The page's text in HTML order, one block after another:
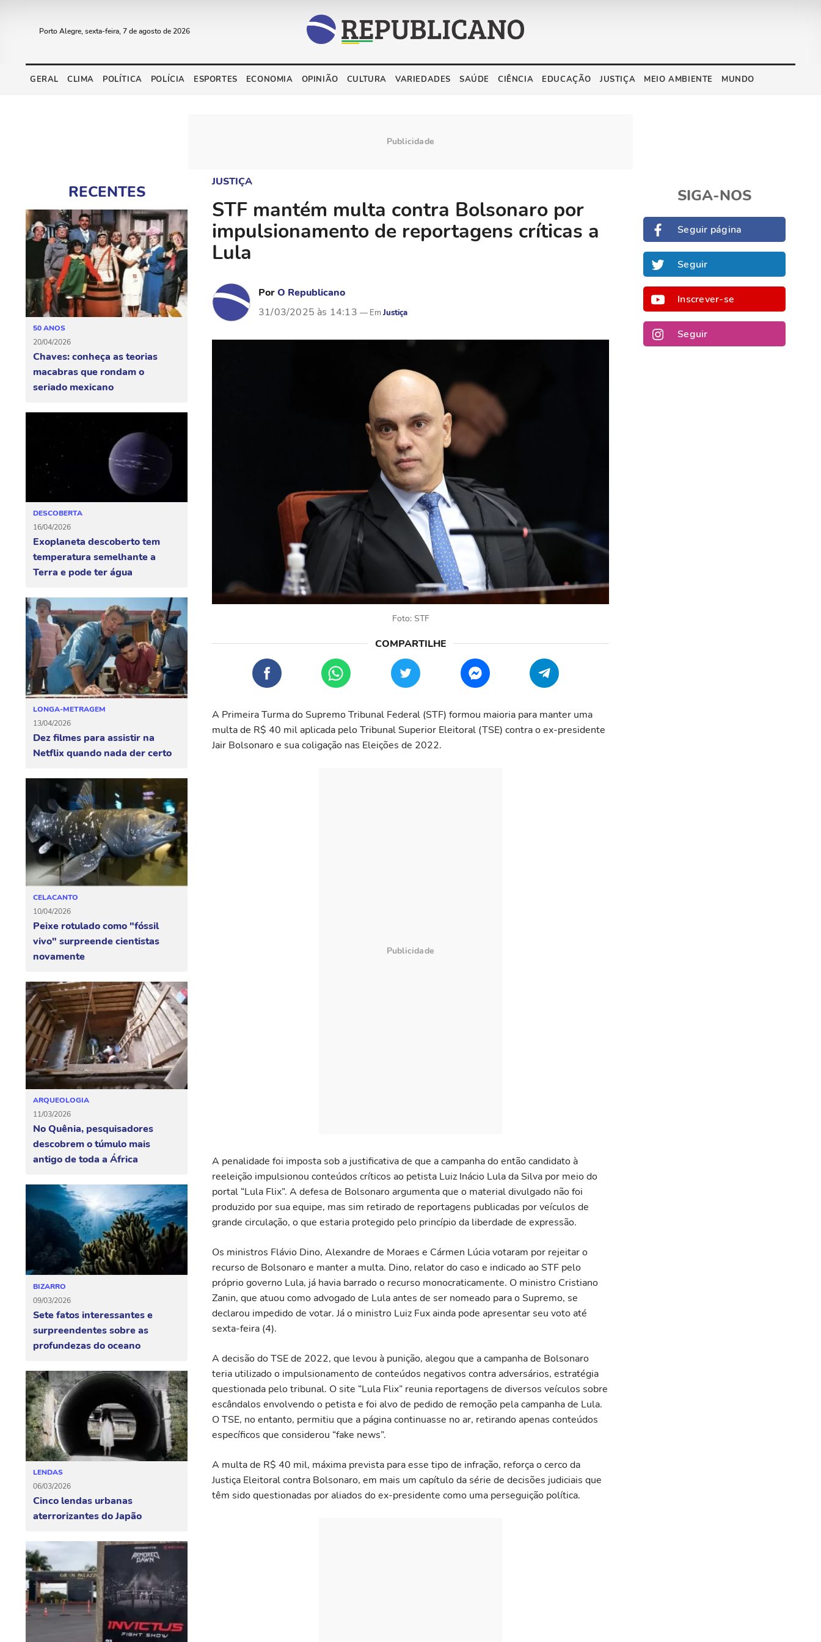
Porto Alegre, sexta-feira, 7 de agosto de 2026
GERAL CLIMA POLÍTICA POLÍCIA ESPORTES ECONOMIA OPINIÃO CULTURA VARIEDADES SAÚDE CIÊNCIA EDUCAÇÃO JUSTIÇA MEIO AMBIENTE MUNDO
RECENTES
50 ANOS
20/04/2026
Chaves: conheça as teorias
macabras que rondam o
seriado mexicano
DESCOBERTA
16/04/2026
Exoplaneta descoberto tem
temperatura semelhante a
Terra e pode ter água
LONGA-METRAGEM
13/04/2026
Dez filmes para assistir na
Netflix quando nada der certo
CELACANTO
10/04/2026
Peixe rotulado como "fóssil
vivo" surpreende cientistas
novamente
ARQUEOLOGIA
11/03/2026
No Quênia, pesquisadores
descobrem o túmulo mais
antigo de toda a África
BIZARRO
09/03/2026
Sete fatos interessantes e
surpreendentes sobre as
profundezas do oceano
LENDAS
06/03/2026
Cinco lendas urbanas
aterrorizantes do Japão
JUSTIÇA
STF mantém multa contra Bolsonaro por
impulsionamento de reportagens críticas a
Lula
PorO Republicano
31/03/2025 às 14:13
Justiça
Foto: STF
A Primeira Turma do Supremo Tribunal Federal (STF) formou maioria para manter uma
multa de R$ 40 mil aplicada pelo Tribunal Superior Eleitoral (TSE) contra o ex-presidente
Jair Bolsonaro e sua coligação nas Eleições de 2022.
A penalidade foi imposta sob a justificativa de que a campanha do então candidato à
reeleição impulsionou conteúdos críticos ao petista Luiz Inácio Lula da Silva por meio do
portal “Lula Flix”. A defesa de Bolsonaro argumenta que o material divulgado não foi
produzido por sua equipe, mas sim retirado de reportagens publicadas por veículos de
grande circulação, o que estaria protegido pelo princípio da liberdade de expressão.
Os ministros Flávio Dino, Alexandre de Moraes e Cármen Lúcia votaram por rejeitar o
recurso de Bolsonaro e manter a multa. Dino, relator do caso e indicado ao STF pelo
próprio governo Lula, já havia barrado o recurso monocraticamente. O ministro Cristiano
Zanin, que atuou como advogado de Lula antes de ser nomeado para o Supremo, se
declarou impedido de votar. Já o ministro Luiz Fux ainda pode apresentar seu voto até
sexta-feira (4).
A decisão do TSE de 2022, que levou à punição, alegou que a campanha de Bolsonaro
teria utilizado o impulsionamento de conteúdos negativos contra adversários, estratégia
questionada pelo tribunal. O site “Lula Flix” reunia reportagens de diversos veículos sobre
escândalos envolvendo o petista e foi alvo de pedido de remoção pela campanha de Lula.
O TSE, no entanto, permitiu que a página continuasse no ar, retirando apenas conteúdos
específicos que considerou “fake news”.
A multa de R$ 40 mil, máxima prevista para esse tipo de infração, reforça o cerco da
Justiça Eleitoral contra Bolsonaro, em mais um capítulo da série de decisões judiciais que
têm sido questionadas por aliados do ex-presidente como uma perseguição política.
SIGA-NOS
Seguir página
Seguir
Inscrever-se
Seguir